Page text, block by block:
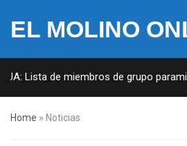
EL MOLINO
Lista de miembros de grupo
Home » Noticias